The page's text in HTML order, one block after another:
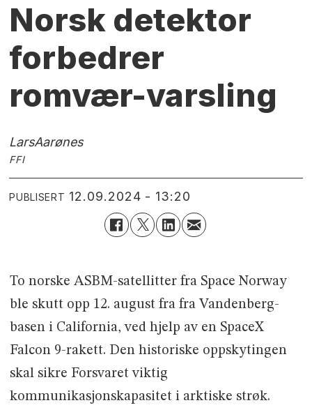
Norsk detektor
forbedrer
romvær-varsling
LarsAarønes
FFI
PUBLISERT 12.09.2024 - 13:20
To norske ASBM-satellitter fra Space Norway
ble skutt opp 12. august fra fra Vandenberg-
basen i California, ved hjelp av en SpaceX
Falcon 9-rakett. Den historiske oppskytingen
skal sikre Forsvaret viktig
kommunikasjonskapasitet i arktiske strøk.